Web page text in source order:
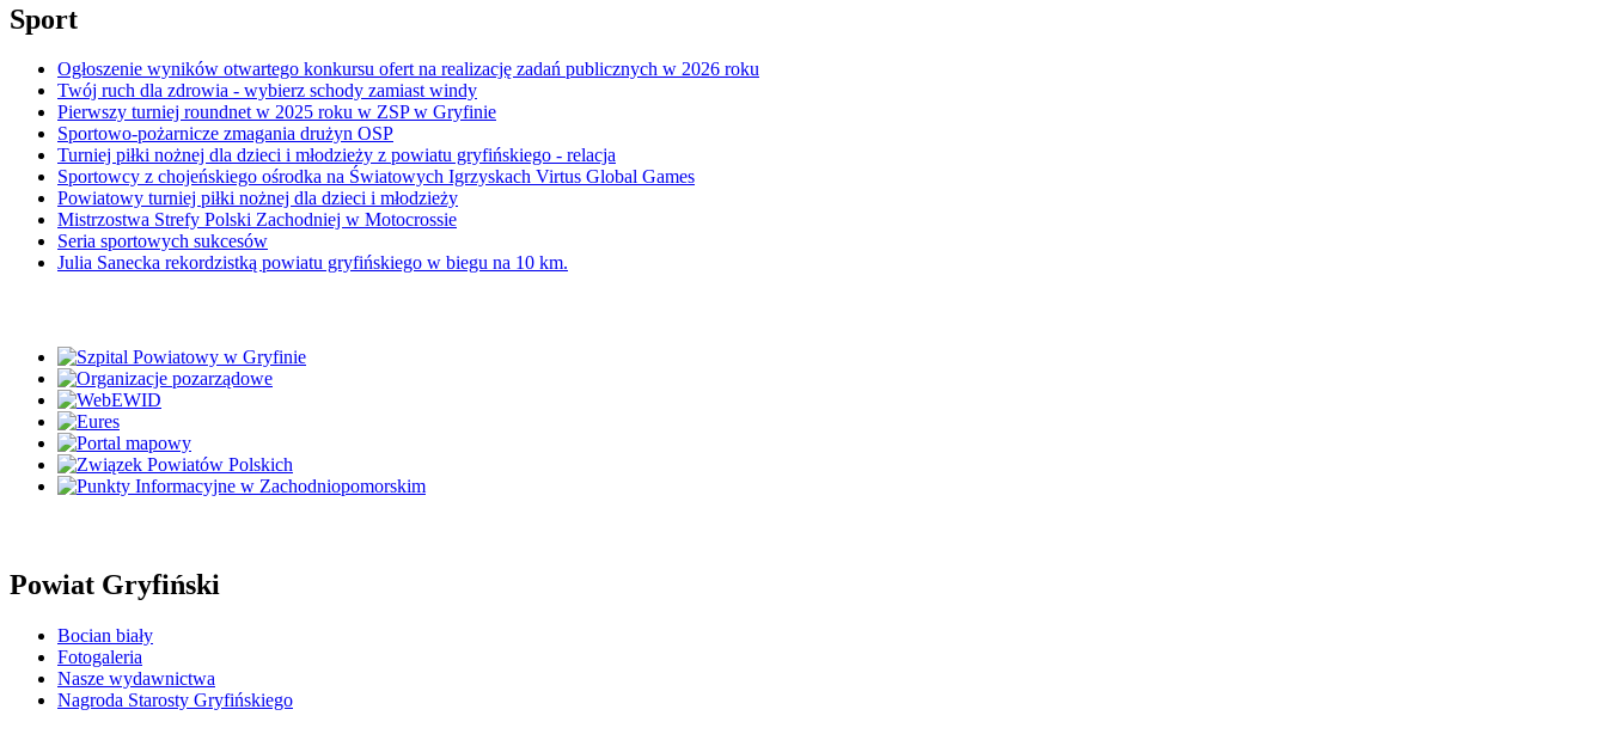
Sport
Ogłoszenie wyników otwartego konkursu ofert na realizację zadań publicznych w 2026 roku
Twój ruch dla zdrowia - wybierz schody zamiast windy
Pierwszy turniej roundnet w 2025 roku w ZSP w Gryfinie
Sportowo-pożarnicze zmagania drużyn OSP
Turniej piłki nożnej dla dzieci i młodzieży z powiatu gryfińskiego - relacja
Sportowcy z chojeńskiego ośrodka na Światowych Igrzyskach Virtus Global Games
Powiatowy turniej piłki nożnej dla dzieci i młodzieży
Mistrzostwa Strefy Polski Zachodniej w Motocrossie
Seria sportowych sukcesów
Julia Sanecka rekordzistką powiatu gryfińskiego w biegu na 10 km.
Powiat Gryfiński
Bocian biały
Fotogaleria
Nasze wydawnictwa
Nagroda Starosty Gryfińskiego